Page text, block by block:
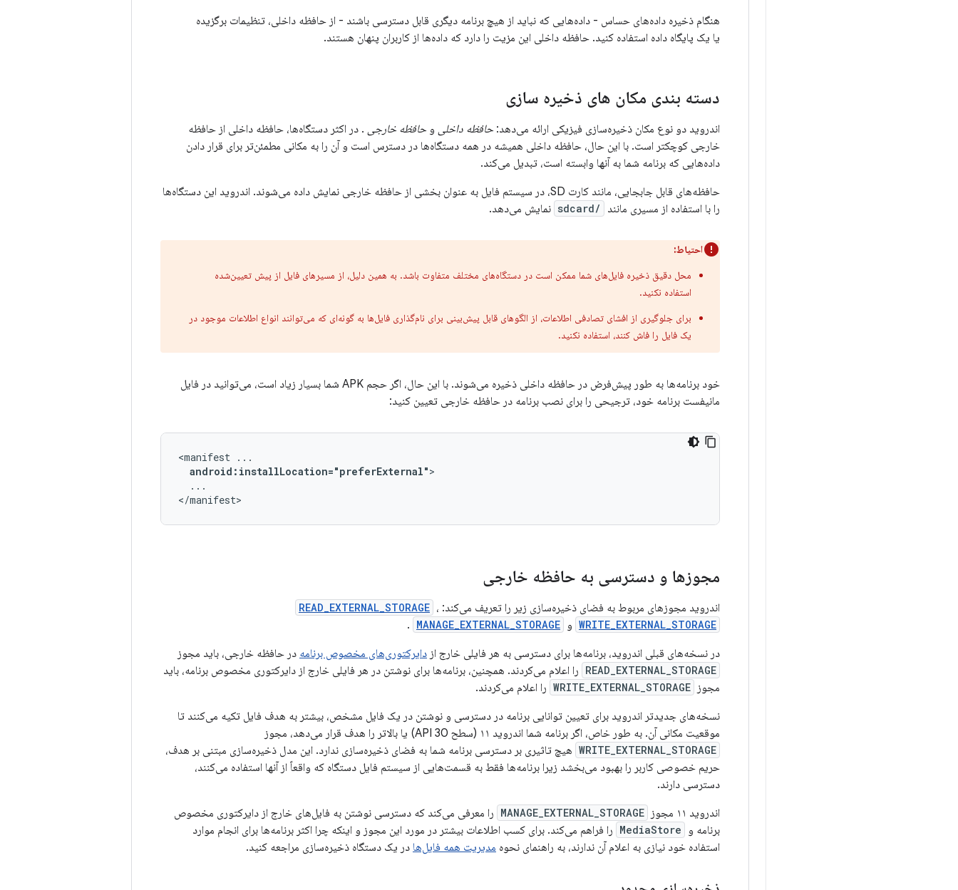
هنگام ذخیره داده‌های حساس - داده‌هایی که نباید از هیچ برنامه دیگری قابل دسترسی باشند - از حافظه داخلی، تنظیمات برگزیده
یا یک پایگاه داده استفاده کنید. حافظه داخلی این مزیت را دارد که داده‌ها از کاربران پنهان هستند.
دسته بندی مکان های ذخیره سازی
اندروید دو نوع مکان ذخیره‌سازی فیزیکی ارائه می‌دهد: حافظه داخلی و حافظه خارجی . در اکثر دستگاه‌ها، حافظه داخلی از حافظه
خارجی کوچکتر است. با این حال، حافظه داخلی همیشه در همه دستگاه‌ها در دسترس است و آن را به مکانی مطمئن‌تر برای قرار دادن
داده‌هایی که برنامه شما به آنها وابسته است، تبدیل می‌کند.
حافظه‌های قابل جابجایی، مانند کارت SD، در سیستم فایل به عنوان بخشی از حافظه خارجی نمایش داده می‌شوند. اندروید این دستگاه‌ها
را با استفاده از مسیری مانند
/sdcard نمایش می‌دهد.
احتیاط:
محل دقیق ذخیره فایل‌های شما ممکن است در دستگاه‌های مختلف متفاوت باشد. به همین دلیل، از مسیرهای فایل از پیش تعیین‌شده
استفاده نکنید.
برای جلوگیری از افشای تصادفی اطلاعات، از الگوهای قابل پیش‌بینی برای نام‌گذاری فایل‌ها به گونه‌ای که می‌توانند انواع اطلاعات موجود در
یک فایل را فاش کنند، استفاده نکنید.
خود برنامه‌ها به طور پیش‌فرض در حافظه داخلی ذخیره می‌شوند. با این حال، اگر حجم APK شما بسیار زیاد است، می‌توانید در فایل
مانیفست برنامه خود، ترجیحی را برای نصب برنامه در حافظه خارجی تعیین کنید:
<manifest
android:installLocation="preferExternal"
...
</manifest>
مجوزها و دسترسی به حافظه خارجی
اندروید مجوزهای مربوط به فضای ذخیره‌سازی زیر را تعریف می‌کند: READ_EXTERNAL_STORAGE ،
WRITE_EXTERNAL_STORAGE و MANAGE_EXTERNAL_STORAGE
.
در نسخه‌های قبلی اندروید، برنامه‌ها برای دسترسی به هر فایلی خارج از دایرکتوری‌های مخصوص برنامه در حافظه خارجی، باید مجوز
READ_EXTERNAL_STORAGE را اعلام می‌کردند. همچنین، برنامه‌ها برای نوشتن در هر فایلی خارج از دایرکتوری مخصوص برنامه، باید
مجوز WRITE_EXTERNAL_STORAGE را اعلام می‌کردند.
نسخه‌های جدیدتر اندروید برای تعیین توانایی برنامه در دسترسی و نوشتن در یک فایل مشخص، بیشتر به هدف فایل تکیه می‌کنند تا
موقعیت مکانی آن. به طور خاص، اگر برنامه شما اندروید ۱۱ (سطح API 30) یا بالاتر را هدف قرار می‌دهد، مجوز
WRITE_EXTERNAL_STORAGE هیچ تاثیری بر دسترسی برنامه شما به فضای ذخیره‌سازی ندارد. این مدل ذخیره‌سازی مبتنی بر هدف،
حریم خصوصی کاربر را بهبود می‌بخشد زیرا برنامه‌ها فقط به قسمت‌هایی از سیستم فایل دستگاه که واقعاً از آنها استفاده می‌کنند،
دسترسی دارند.
اندروید ۱۱ مجوز
MANAGE_EXTERNAL_STORAGE را معرفی می‌کند که دسترسی نوشتن به فایل‌های خارج از دایرکتوری مخصوص
برنامه و
MediaStore را فراهم می‌کند. برای کسب اطلاعات بیشتر در مورد این مجوز و اینکه چرا اکثر برنامه‌ها برای انجام موارد
استفاده خود نیازی به اعلام آن ندارند، به راهنمای نحوه مدیریت همه فایل‌ها در یک دستگاه ذخیره‌سازی مراجعه کنید.